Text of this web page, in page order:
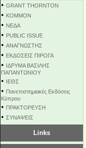
• GRANT THORNTON
• KOMMON
• NEΔΑ
• PUBLIC ISSUE
• ΑΝΑΓΝΩΣΤΗΣ
• ΕΚΔΟΣΕΙΣ ΠΙΡΟΓΑ
• ΙΔΡΥΜΑ ΒΑΣΙΛΗΣ
ΠΑΠΑΝΤΩΝΙΟΥ
• ΙΕΘΣ
• Πανεπιστημιακές Εκδόσεις
Κύπρου
• ΠΡΑΚΤΟΡΕΥΣΗ
• ΣΥΝΑΨΕΙΣ
Links